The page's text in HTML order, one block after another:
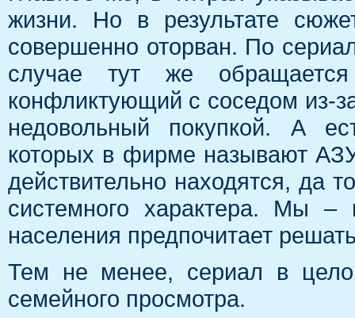
жизни. Но в результате
совершенно оторван. По
случае тут же
конфликтующий с соседом из-
недовольный покупкой. А
которых в фирме называют
действительно находятся, да
системного характера. Мы
населения предпочитает
Тем не менее, сериал в
семейного просмотра.